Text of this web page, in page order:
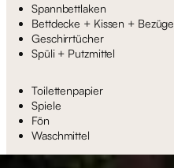
Spannbettlaken
Bettdecke + Kissen + Bezüge
Geschirrtücher
Spüli + Putzmittel
Toilettenpapier
Spiele
Fön
Waschmittel